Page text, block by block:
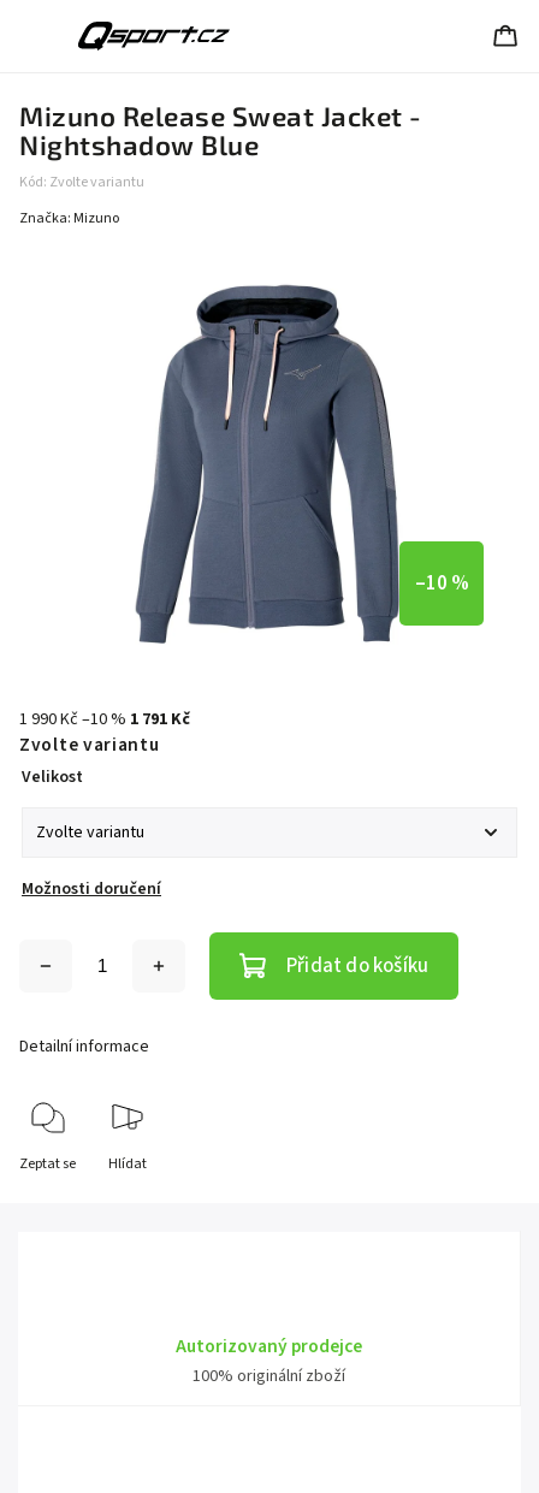
Mizuno Release Sweat Jacket -
Nightshadow Blue
Kód: Zvolte variantu
Značka: Mizuno
–10 %
1 990 Kč–10 % 1 791 Kč
Zvolte variantu
Velikost
Možnosti doručení
Přidat do košíku
Detailní informace
Zeptat se Hlídat
Autorizovaný prodejce
100% originální zboží